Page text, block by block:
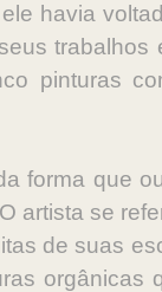
havia
pinturas
forma que
artista se
de suas
orgânicas